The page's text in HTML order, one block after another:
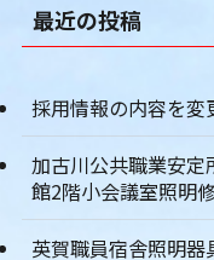
最近の投稿
採用情報の内容を変
加古川公共職業安定
館2階小会議室照明
英賀職員宿舎照明